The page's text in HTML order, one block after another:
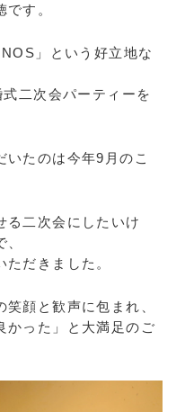
す。
」という好立地な
二次会パーティーを
いたのは今年9月のこ
る二次会にしたいけ
だきました。
顔と歓声に包まれ、
かった」と大満足のご